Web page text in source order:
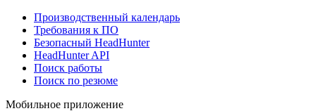
Производственный календарь
Требования к ПО
Безопасный HeadHunter
HeadHunter API
Поиск работы
Поиск по резюме
Мобильное приложение